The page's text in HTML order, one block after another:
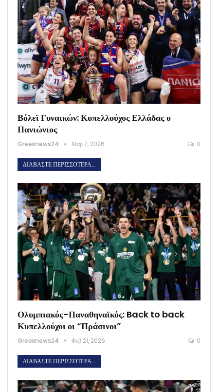
Βόλεϊ Γυναικών: Κυπελλούχος Ελλάδας ο
Πανιώνιος
Greeknews24 Μαρ 7, 2026 0
ΔΙΑΒΆΣΤΕ ΠΕΡΙΣΣΌΤΕΡΑ...
Ολυμπιακός-Παναθηναϊκός: Back to back
Κυπελλούχοι οι “Πράσινοι”
Greeknews24 Φεβ 21, 2026 0
ΔΙΑΒΆΣΤΕ ΠΕΡΙΣΣΌΤΕΡΑ...